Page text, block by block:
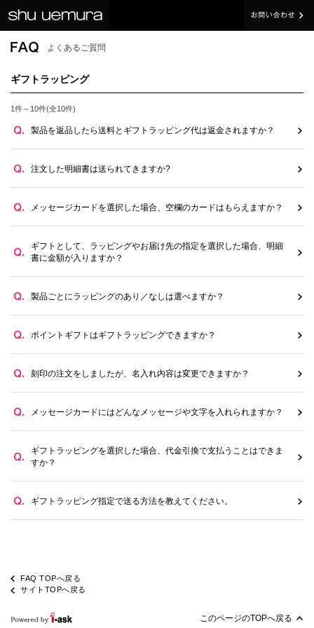
よくあるご質問
ギフトラッピング
1件～10件(全10件)
製品を返品したら送料とギフトラッピング代は返金されますか？
注文した明細書は送られてきますか?
メッセージカードを選択した場合、空欄のカードはもらえますか？
ギフトとして、ラッピングやお届け先の指定を選択した場合、明細
書に金額が入りますか？
製品ごとにラッピングのあり／なしは選べますか？
ポイントギフトはギフトラッピングできますか？
刻印の注文をしましたが、名入れ内容は変更できますか？
メッセージカードにはどんなメッセージや文字を入れられますか？
ギフトラッピングを選択した場合、代金引換で支払うことはできま
すか？
ギフトラッピング指定で送る方法を教えてください。
FAQ TOPへ戻る
サイトTOPへ戻る
このページのTOPへ戻る